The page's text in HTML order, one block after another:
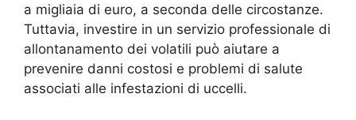
a migliaia di euro, a seconda delle circostanze.
Tuttavia, investire in un servizio professionale di
allontanamento dei volatili può aiutare a
prevenire danni costosi e problemi di salute
associati alle infestazioni di uccelli.